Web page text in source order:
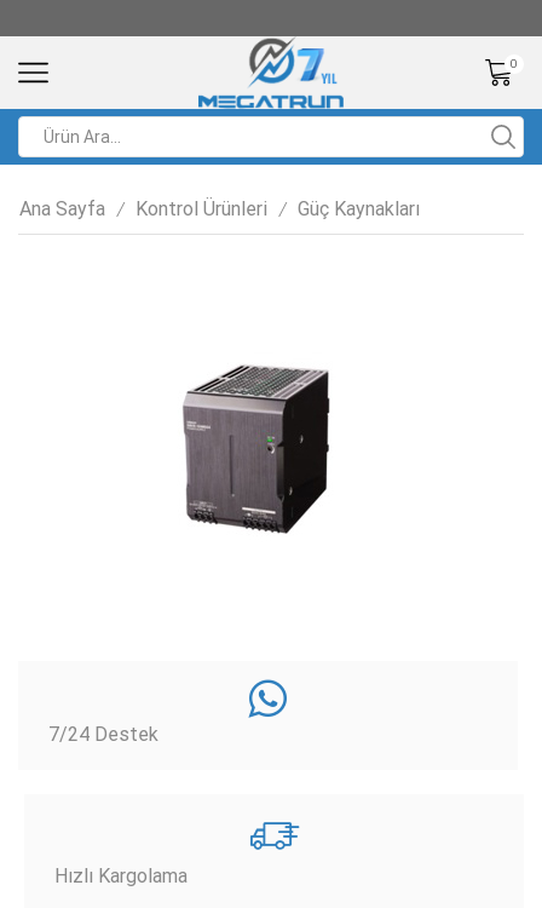
0
Ana Sayfa / Kontrol Ürünleri / Güç Kaynakları
7/24 Destek
Hızlı Kargolama